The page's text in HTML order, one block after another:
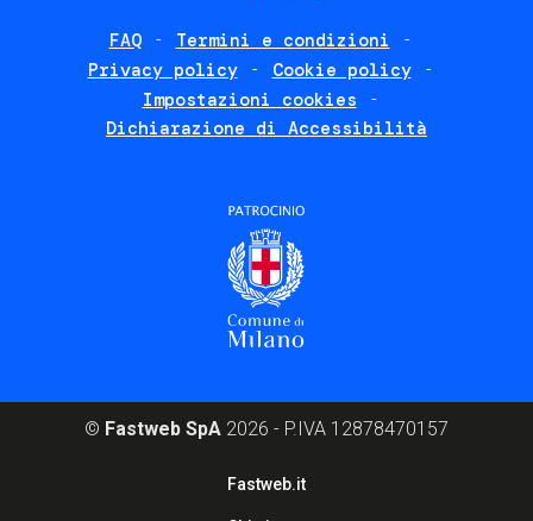
FAQ
Termini e condizioni
Privacy policy
Cookie policy
Impostazioni cookies
Dichiarazione di Accessibilità
© Fastweb SpA 2026 - P.IVA 12878470157
Fastweb.it